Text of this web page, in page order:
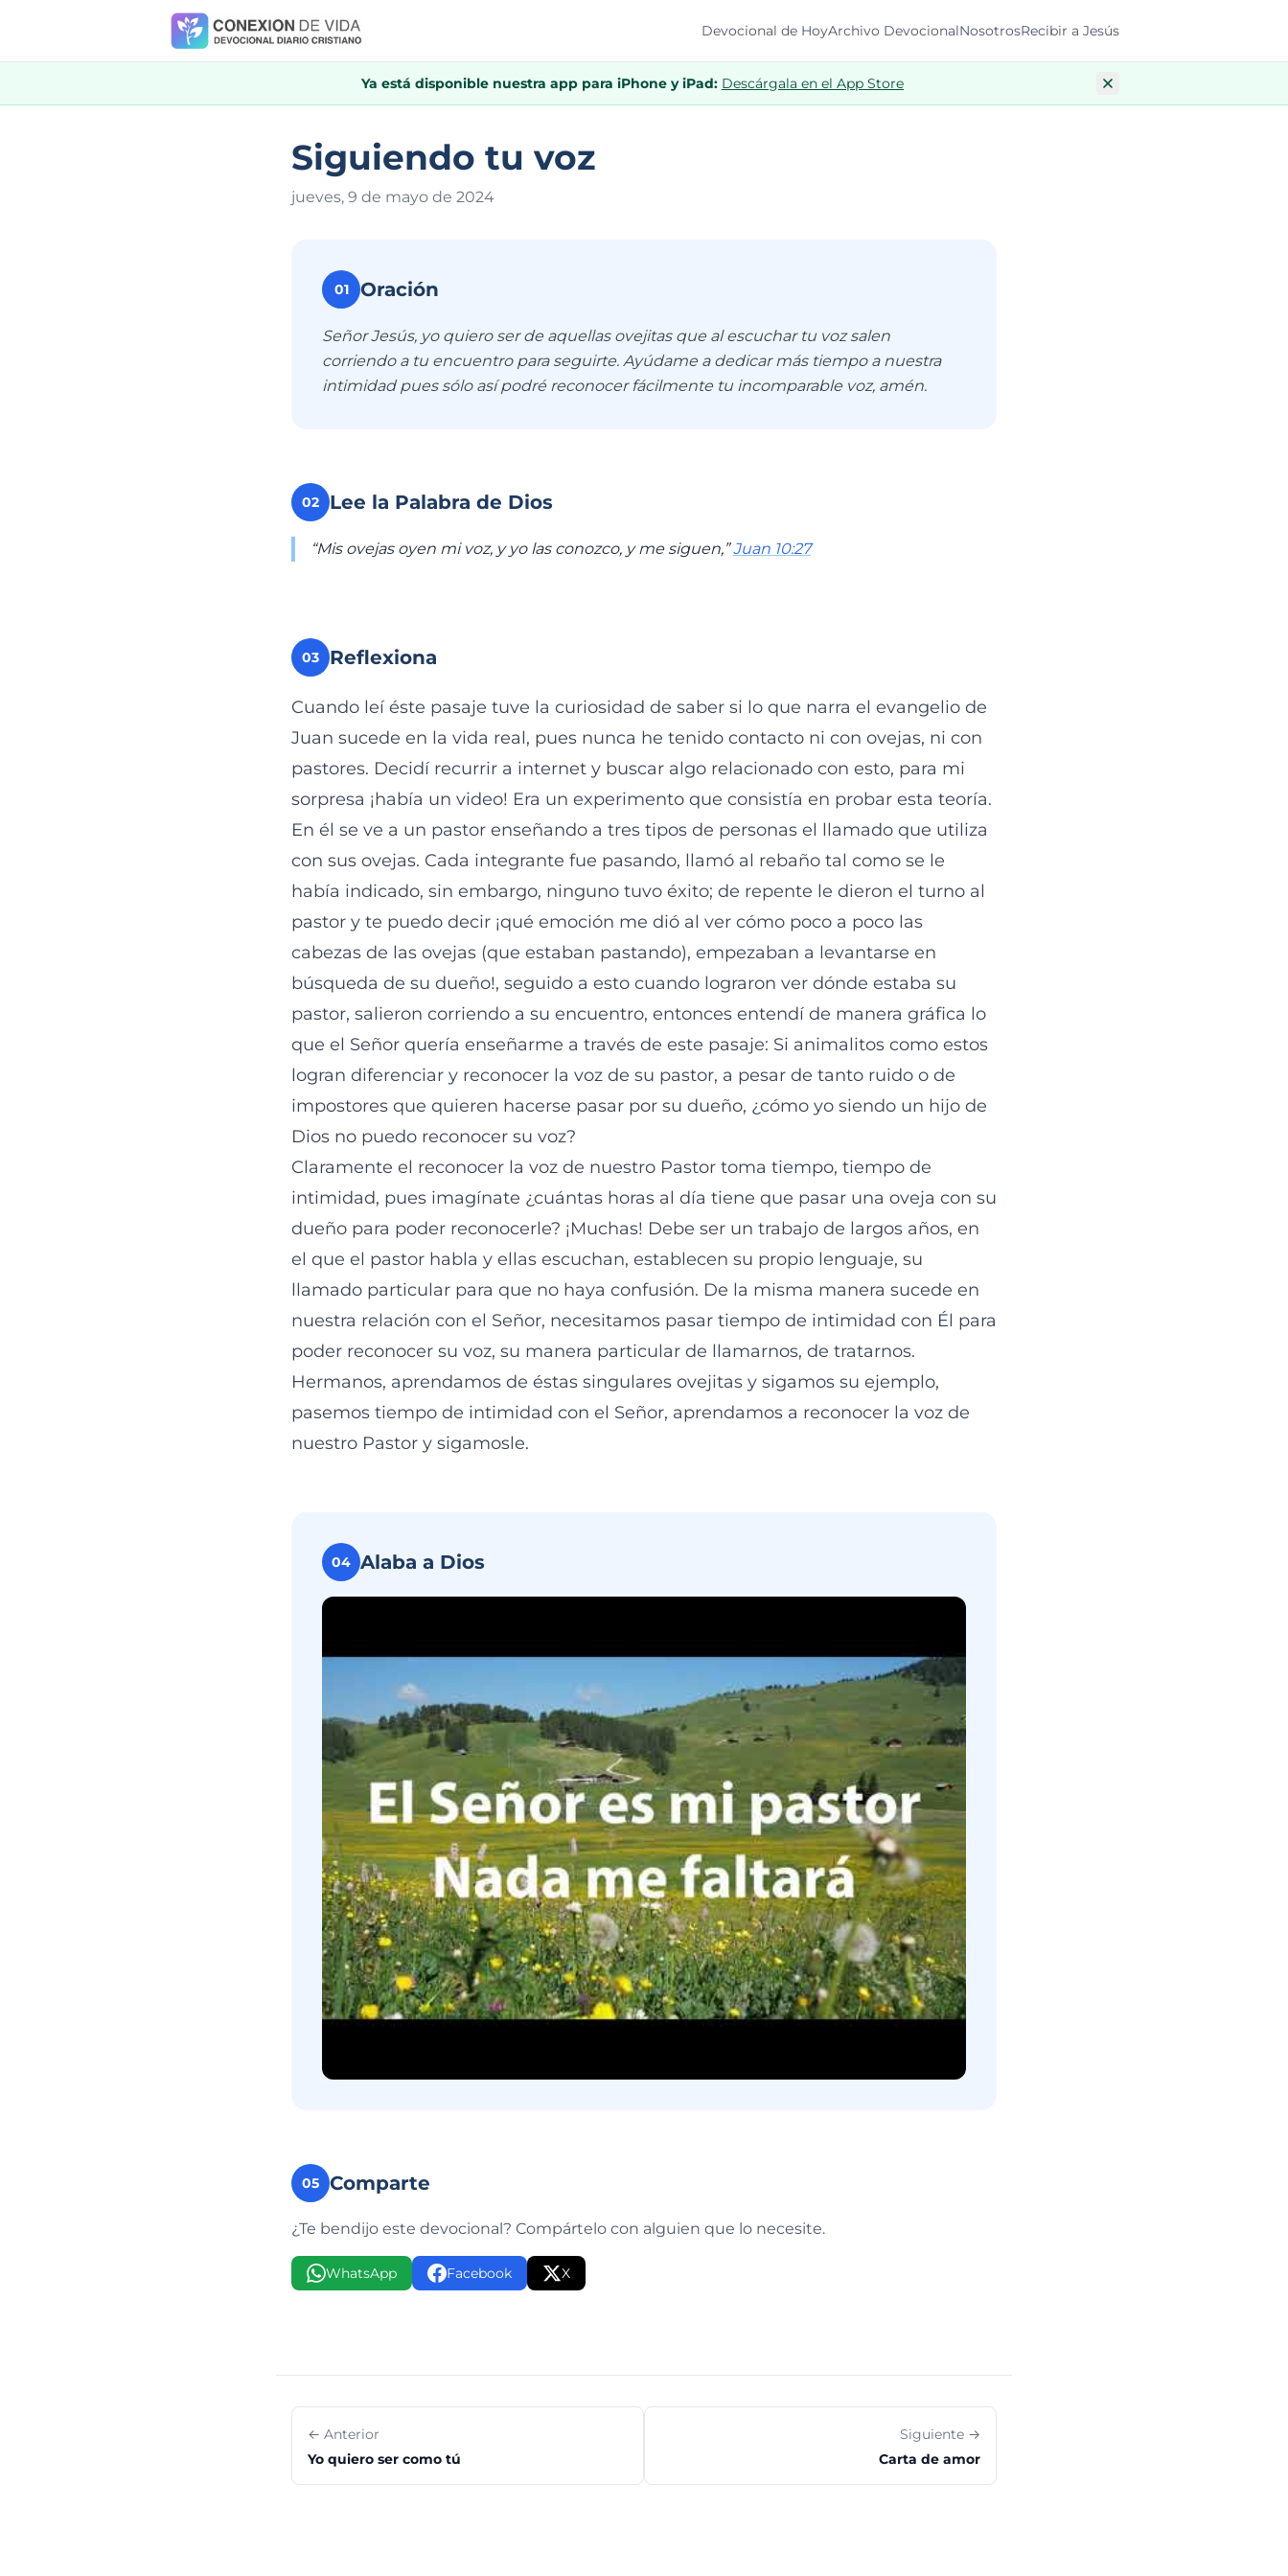
Devocional de HoyArchivo DevocionalNosotrosRecibir a Jesús
Ya está disponible nuestra app para iPhone y iPad: Descárgala en el App Store
Siguiendo tu voz
jueves, 9 de mayo de 2024
01 Oración
Señor Jesús, yo quiero ser de aquellas ovejitas que al escuchar tu voz salen
corriendo a tu encuentro para seguirte. Ayúdame a dedicar más tiempo a nuestra
intimidad pues sólo así podré reconocer fácilmente tu incomparable voz, amén.
02 Lee la Palabra de Dios
“Mis ovejas oyen mi voz, y yo las conozco, y me siguen,”Juan 10:27
03 Reflexiona
Cuando leí éste pasaje tuve la curiosidad de saber si lo que narra el evangelio de
Juan sucede en la vida real, pues nunca he tenido contacto ni con ovejas, ni con
pastores. Decidí recurrir a internet y buscar algo relacionado con esto, para mi
sorpresa ¡había un video! Era un experimento que consistía en probar esta teoría.
En él se ve a un pastor enseñando a tres tipos de personas el llamado que utiliza
con sus ovejas. Cada integrante fue pasando, llamó al rebaño tal como se le
había indicado, sin embargo, ninguno tuvo éxito; de repente le dieron el turno al
pastor y te puedo decir ¡qué emoción me dió al ver cómo poco a poco las
cabezas de las ovejas (que estaban pastando), empezaban a levantarse en
búsqueda de su dueño!, seguido a esto cuando lograron ver dónde estaba su
pastor, salieron corriendo a su encuentro, entonces entendí de manera gráfica lo
que el Señor quería enseñarme a través de este pasaje: Si animalitos como estos
logran diferenciar y reconocer la voz de su pastor, a pesar de tanto ruido o de
impostores que quieren hacerse pasar por su dueño, ¿cómo yo siendo un hijo de
Dios no puedo reconocer su voz?
Claramente el reconocer la voz de nuestro Pastor toma tiempo, tiempo de
intimidad, pues imagínate ¿cuántas horas al día tiene que pasar una oveja con su
dueño para poder reconocerle? ¡Muchas! Debe ser un trabajo de largos años, en
el que el pastor habla y ellas escuchan, establecen su propio lenguaje, su
llamado particular para que no haya confusión. De la misma manera sucede en
nuestra relación con el Señor, necesitamos pasar tiempo de intimidad con Él para
poder reconocer su voz, su manera particular de llamarnos, de tratarnos.
Hermanos, aprendamos de éstas singulares ovejitas y sigamos su ejemplo,
pasemos tiempo de intimidad con el Señor, aprendamos a reconocer la voz de
nuestro Pastor y sigamosle.
04 Alaba a Dios
05 Comparte
¿Te bendijo este devocional? Compártelo con alguien que lo necesite.
WhatsApp Facebook X
← Anterior
Yo quiero ser como tú
Siguiente →
Carta de amor